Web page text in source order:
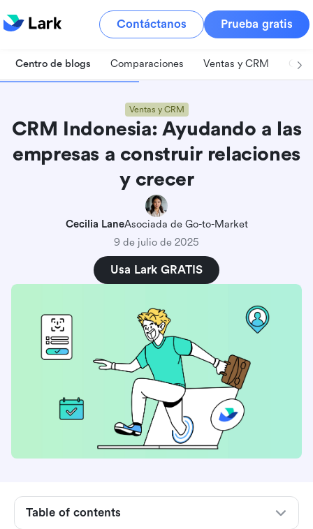
Contáctanos Prueba gratis
Centro de blogs Comparaciones Ventas y CRM
Ventas y CRM
CRM Indonesia: Ayudando a las
empresas a construir relaciones
y crecer
Cecilia LaneAsociada de Go-to-Market
9 de julio de 2025
Usa Lark GRATIS
Table of contents